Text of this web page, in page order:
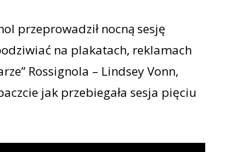
przeprowadził nocną sesję
na plakatach, reklamach
Rossignola – Lindsey Vonn,
jak przebiegała sesja pięciu